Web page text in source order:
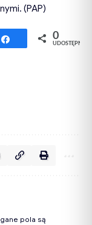
(PAP)
Udostępnij
0
UDOSTĘPNIEŃ
pola są